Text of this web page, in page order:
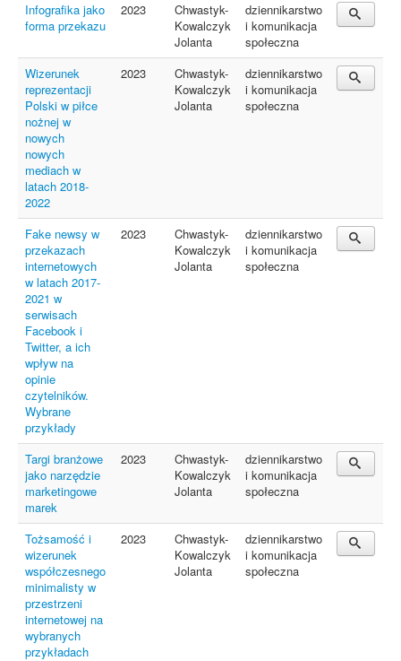
Infografika jako
forma przekazu
2023
Chwastyk-
Kowalczyk
Jolanta
dziennikarstwo
i komunikacja
społeczna
Wizerunek
reprezentacji
Polski w piłce
nożnej w
nowych
nowych
mediach w
latach 2018-
2022
2023
Chwastyk-
Kowalczyk
Jolanta
dziennikarstwo
i komunikacja
społeczna
Fake newsy w
przekazach
internetowych
w latach 2017-
2021 w
serwisach
Facebook i
Twitter, a ich
wpływ na
opinie
czytelników.
Wybrane
przykłady
2023
Chwastyk-
Kowalczyk
Jolanta
dziennikarstwo
i komunikacja
społeczna
Targi branżowe
jako narzędzie
marketingowe
marek
2023
Chwastyk-
Kowalczyk
Jolanta
dziennikarstwo
i komunikacja
społeczna
Tożsamość i
wizerunek
współczesnego
minimalisty w
przestrzeni
internetowej na
wybranych
przykładach
2023
Chwastyk-
Kowalczyk
Jolanta
dziennikarstwo
i komunikacja
społeczna